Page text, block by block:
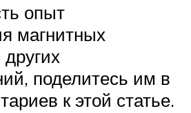
опыт
магнитных
поделитесь им в
к этой статье.